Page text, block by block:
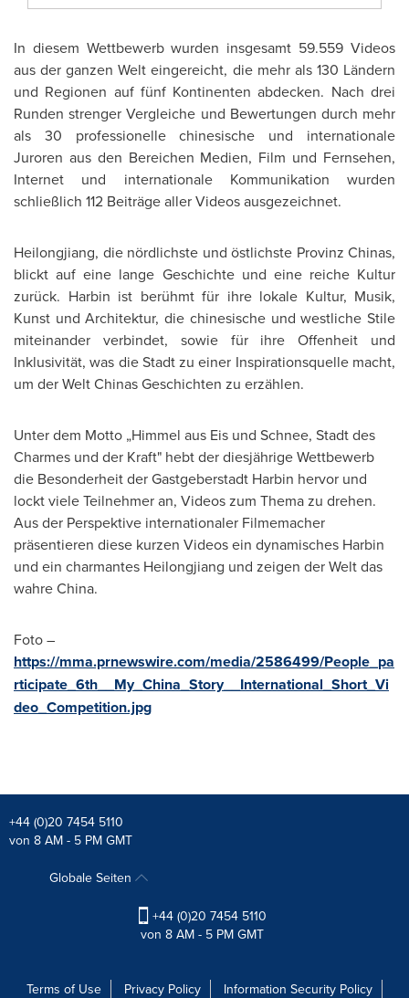
In diesem Wettbewerb wurden insgesamt 59.559 Videos
aus der ganzen Welt eingereicht, die mehr als 130 Ländern
und Regionen auf fünf Kontinenten abdecken. Nach drei
Runden strenger Vergleiche und Bewertungen durch mehr
als 30 professionelle chinesische und internationale
Juroren aus den Bereichen Medien, Film und Fernsehen,
Internet und internationale Kommunikation wurden
schließlich 112 Beiträge aller Videos ausgezeichnet.
Heilongjiang, die nördlichste und östlichste Provinz Chinas,
blickt auf eine lange Geschichte und eine reiche Kultur
zurück. Harbin ist berühmt für ihre lokale Kultur, Musik,
Kunst und Architektur, die chinesische und westliche Stile
miteinander verbindet, sowie für ihre Offenheit und
Inklusivität, was die Stadt zu einer Inspirationsquelle macht,
um der Welt Chinas Geschichten zu erzählen.
Unter dem Motto „Himmel aus Eis und Schnee, Stadt des
Charmes und der Kraft" hebt der diesjährige Wettbewerb
die Besonderheit der Gastgeberstadt Harbin hervor und
lockt viele Teilnehmer an, Videos zum Thema zu drehen.
Aus der Perspektive internationaler Filmemacher
präsentieren diese kurzen Videos ein dynamisches Harbin
und ein charmantes Heilongjiang und zeigen der Welt das
wahreChina.
Foto –
https://mma.prnewswire.com/media/2586499/People_pa
rticipate_6th__My_China_Story__International_Short_Vi
deo_Competition.jpg
+44 (0)20 7454 5110
von 8 AM - 5 PM GMT
Globale Seiten
+44 (0)20 7454 5110
von 8 AM - 5 PM GMT
Terms of Use Privacy Policy Information Security Policy